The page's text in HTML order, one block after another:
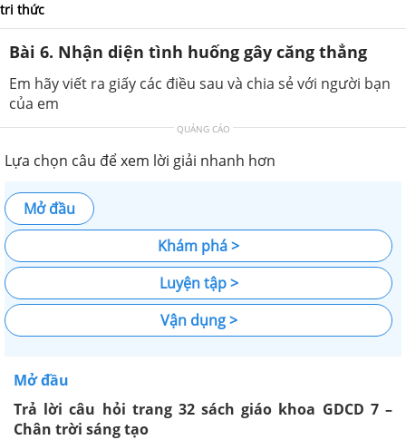
tri thức
Bài 6. Nhận diện tình huống gây căng thẳng
Em hãy viết ra giấy các điều sau và chia sẻ với người bạn
của em
QUẢNG CÁO
Lựa chọn câu để xem lời giải nhanh hơn
Mở đầu
Khám phá >
Luyện tập >
Vận dụng >
Mở đầu
Trả lời câu hỏi trang 32 sách giáo khoa GDCD 7 –
Chân trời sáng tạo